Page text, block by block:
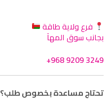
فرع ولاية طاقة
بجانب سوق المهآ
+968 9209 3249
تحتاج مساعدة بخصوص طلب؟